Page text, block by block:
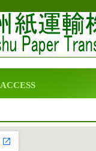
ACCESS